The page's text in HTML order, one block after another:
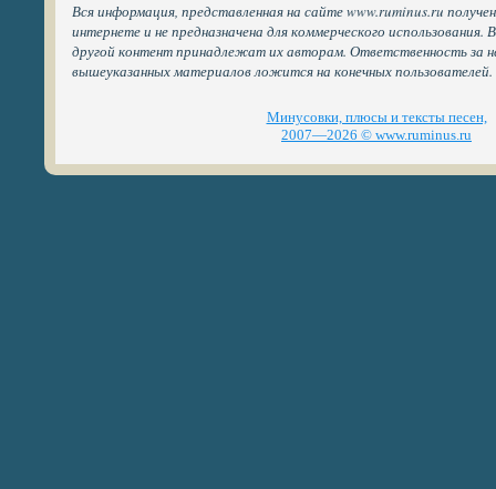
Вся информация, представленная на сайте www.ruminus.ru
интернете и не предназначена для коммерческого
другой контент принадлежат их авторам. Ответственность за
вышеуказанных материалов ложится на конечных пользователей.
Минусовки, плюсы и тексты песен,
2007—2026 © www.ruminus.ru